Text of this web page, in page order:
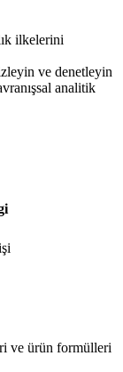
ilkelerini
ve denetleyin
analitik
ve ürün formülleri